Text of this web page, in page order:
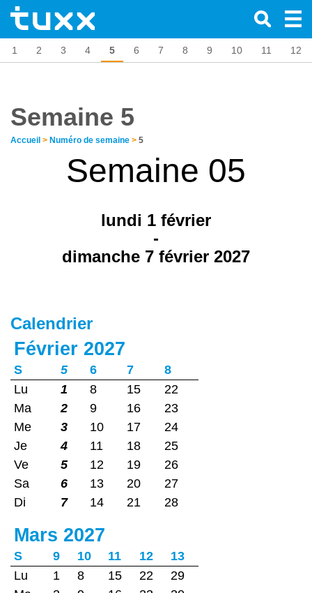
1 2 3 4 5 6 7 8 9 10 11 12
Semaine 5
Accueil > Numéro de semaine > 5
Semaine 05
lundi 1 février
-
dimanche 7 février 2027
Calendrier
Février 2027
S 5 6 7
8
Lu
1 8 15
22
Ma
2 9 16
23
Me
3 10 17
24
Je
4 11 18
25
Ve
5 12 19
26
Sa
6 13 20
27
Di
7 14 21 28
Mars 2027
S 9 10 11 12
13
Lu
1 8 15 22
29